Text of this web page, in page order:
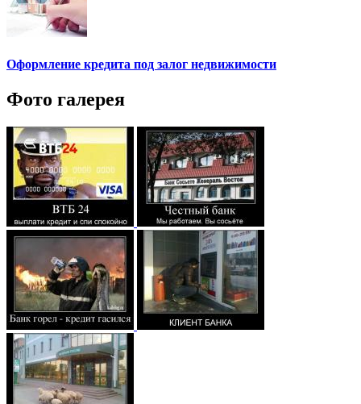
Оформление кредита под залог недвижимости
Фото галерея